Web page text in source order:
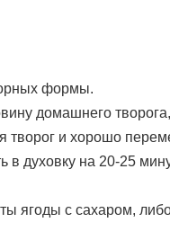
формы.
домашнего
творог и хорошо
духовку на 20-25
ягоды с сахаром,